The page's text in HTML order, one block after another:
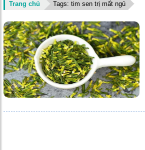
Trang chủ Tags: tim sen trị mất ngủ